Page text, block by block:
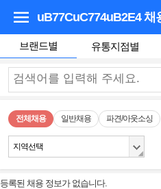
uB77CuC774uB2E4채
브랜드별 유통지점별
전체채용 일반채용 파견/아웃소싱
지역선택
등록된 채용 정보가 없습니다.